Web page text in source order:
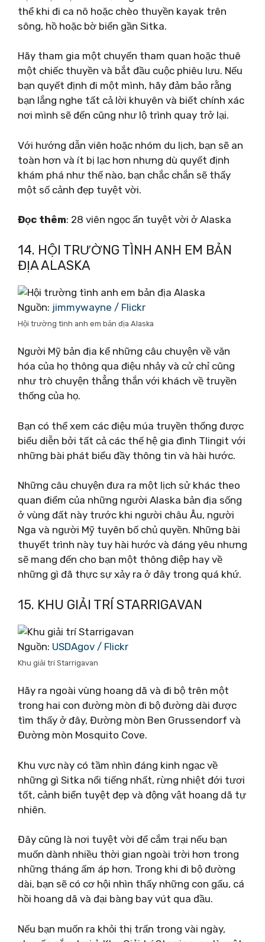
thể khi đi ca nô hoặc chèo thuyền kayak trên
sông, hồ hoặc bờ biển gần Sitka.
Hãy tham gia một chuyến tham quan hoặc thuê
một chiếc thuyền và bắt đầu cuộc phiêu lưu. Nếu
bạn quyết định đi một mình, hãy đảm bảo rằng
bạn lắng nghe tất cả lời khuyên và biết chính xác
nơi mình sẽ đến cũng như lộ trình quay trở lại.
Với hướng dẫn viên hoặc nhóm du lịch, bạn sẽ an
toàn hơn và ít bị lạc hơn nhưng dù quyết định
khám phá như thế nào, bạn chắc chắn sẽ thấy
một số cảnh đẹp tuyệt vời.
Đọc thêm: 28 viên ngọc ẩn tuyệt vời ở Alaska
14. HỘI TRƯỜNG TÌNH ANH EM BẢN
ĐỊA ALASKA
Nguồn: jimmywayne / Flickr
Hội trường tình anh em bản địa Alaska
Người Mỹ bản địa kể những câu chuyện về văn
hóa của họ thông qua điệu nhảy và cử chỉ cũng
như trò chuyện thẳng thắn với khách về truyền
thống của họ.
Bạn có thể xem các điệu múa truyền thống được
biểu diễn bởi tất cả các thế hệ gia đình Tlingit với
những bài phát biểu đầy thông tin và hài hước.
Những câu chuyện đưa ra một lịch sử khác theo
quan điểm của những người Alaska bản địa sống
ở vùng đất này trước khi người châu Âu, người
Nga và người Mỹ tuyên bố chủ quyền. Những bài
thuyết trình này tuy hài hước và đáng yêu nhưng
sẽ mang đến cho bạn một thông điệp hay về
những gì đã thực sự xảy ra ở đây trong quá khứ.
15. KHU GIẢI TRÍ STARRIGAVAN
Nguồn: USDAgov / Flickr
Khu giải trí Starrigavan
Hãy ra ngoài vùng hoang dã và đi bộ trên một
trong hai con đường mòn đi bộ đường dài được
tìm thấy ở đây, Đường mòn Ben Grussendorf và
Đường mòn Mosquito Cove.
Khu vực này có tầm nhìn đáng kinh ngạc về
những gì Sitka nổi tiếng nhất, rừng nhiệt đới tươi
tốt, cảnh biển tuyệt đẹp và động vật hoang dã tự
nhiên.
Đây cũng là nơi tuyệt vời để cắm trại nếu bạn
muốn dành nhiều thời gian ngoài trời hơn trong
những tháng ấm áp hơn. Trong khi đi bộ đường
dài, bạn sẽ có cơ hội nhìn thấy những con gấu, cá
hồi hoang dã và đại bàng bay vút qua đầu.
Nếu bạn muốn ra khỏi thị trấn trong vài ngày,